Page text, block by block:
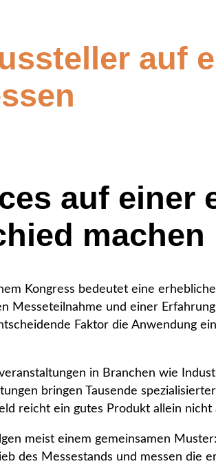
auf
auf einer
machen
Kongress bedeutet eine
Messeteilnahme und einer
Faktor die Anwendung
in Branchen wie
bringen Tausende
reicht ein gutes Produkt allein nicht
meist einem gemeinsamen
des Messestands und messen die